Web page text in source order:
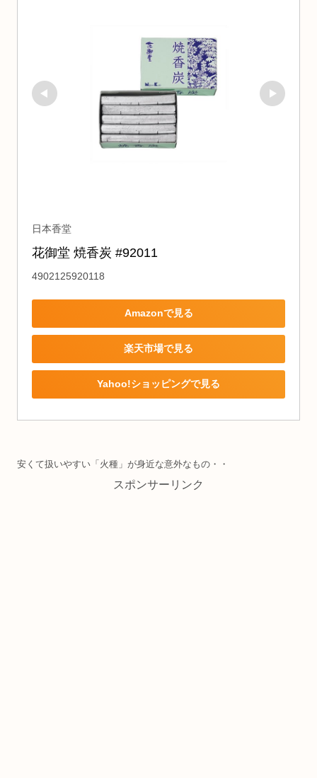
日本香堂
花御堂 焼香炭 #92011
4902125920118
Amazonで見る
楽天市場で見る
Yahoo!ショッピングで見る
安くて扱いやすい「火種」が身近な意外なもの・・
スポンサーリンク